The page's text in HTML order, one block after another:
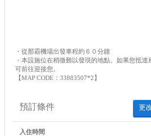
・從那霸機場出發車程約６０分鐘
・本設施位在稍微難以發現的地點。如果您抵達
可前往迎接您。
【MAP CODE：33883507*2】
更
預訂條件
入住時間